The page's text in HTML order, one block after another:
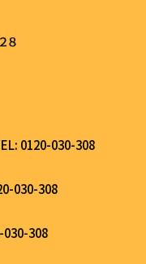
８
0120-030-308
030-308
030-308